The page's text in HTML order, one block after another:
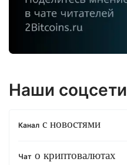
Наши соцсети
Канал с новостями
Чат о криптовалютах